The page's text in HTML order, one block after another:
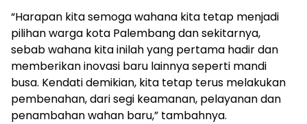
“Harapan kita semoga wahana kita tetap menjadi
pilihan warga kota Palembang dan sekitarnya,
sebab wahana kita inilah yang pertama hadir dan
memberikan inovasi baru lainnya seperti mandi
busa. Kendati demikian, kita tetap terus melakukan
pembenahan, dari segi keamanan, pelayanan dan
penambahan wahan baru,” tambahnya.